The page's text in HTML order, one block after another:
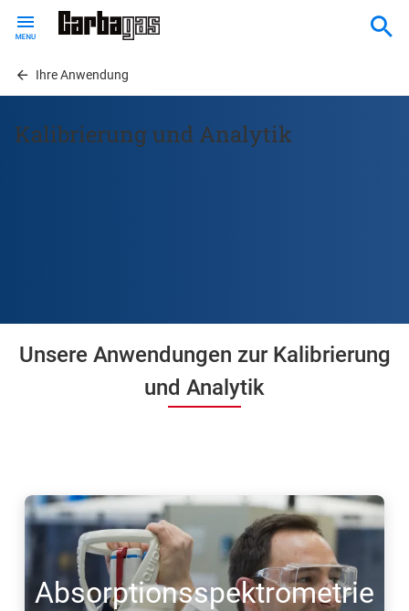
contentIhre Anwendung
Kalibrierung und Analytik
Unsere Anwendungen zur Kalibrierung
und Analytik
Absorptionsspektrometrie